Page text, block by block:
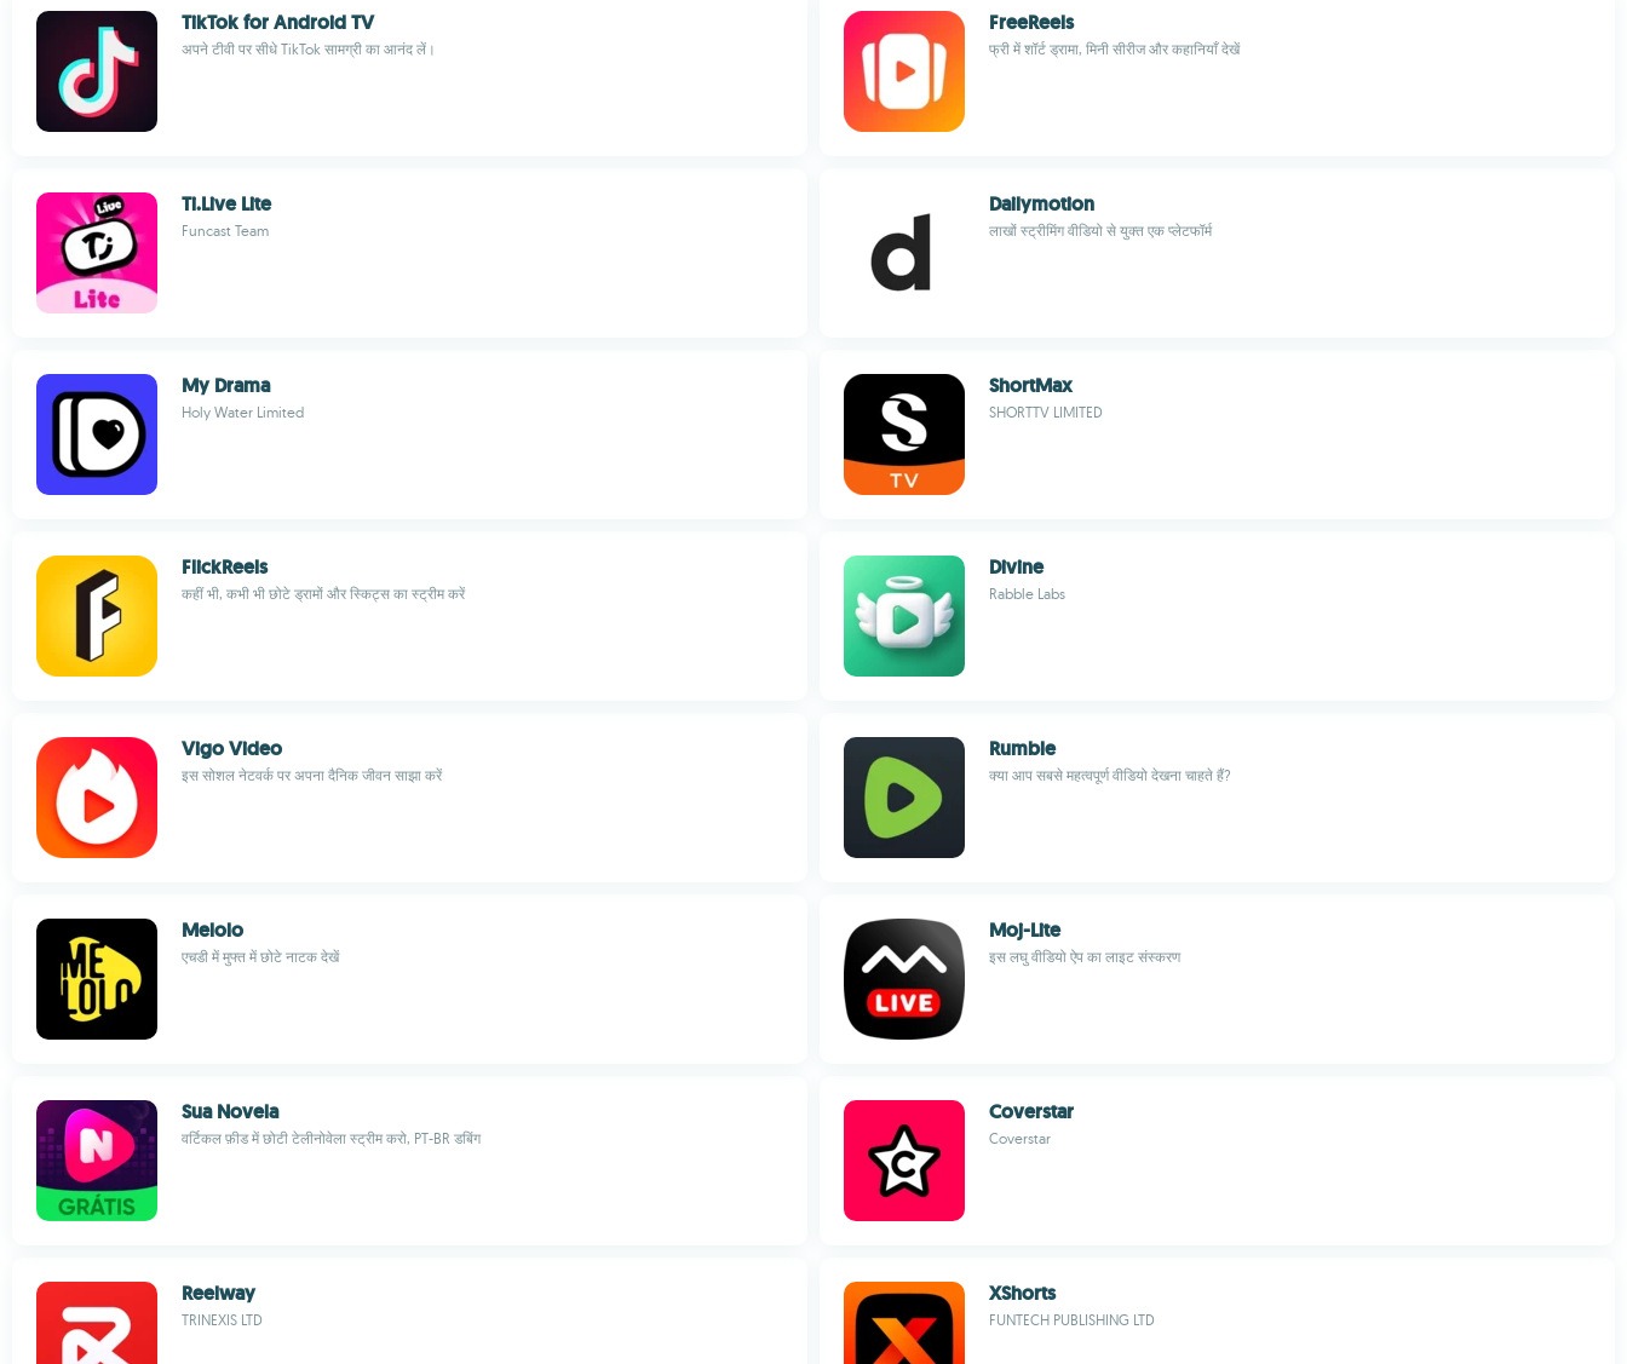
TikTok for Android TV
अपने टीवी पर सीधे TikTok सामग्री का आनंद लें।
FreeReels
फ्री में शॉर्ट ड्रामा, मिनी सीरीज और कहानियाँ देखें
Ti.Live Lite
Funcast Team
Dailymotion
लाखों स्ट्रीमिंग वीडियो से युक्त एक प्लेटफॉर्म
My Drama
Holy Water Limited
ShortMax
SHORTTV LIMITED
FlickReels
कहीं भी, कभी भी छोटे ड्रामों और स्किट्स का स्ट्रीम करें
Divine
Rabble Labs
Vigo Video
इस सोशल नेटवर्क पर अपना दैनिक जीवन साझा करें
Rumble
क्या आप सबसे महत्वपूर्ण वीडियो देखना चाहते हैं?
Melolo
एचडी में मुफ्त में छोटे नाटक देखें
Moj-Lite
इस लघु वीडियो ऐप का लाइट संस्करण
Sua Novela
वर्टिकल फ़ीड में छोटी टेलीनोवेला स्ट्रीम करो, PT-BR डबिंग
Coverstar
Coverstar
Reelway
TRINEXIS LTD
XShorts
FUNTECH PUBLISHING LTD